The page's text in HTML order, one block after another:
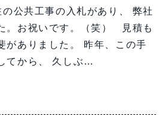
公共工事の入札があり、 弊社
。お祝いです。（笑） 見積も
がありました。 昨年、この手
てから、 久しぶ…